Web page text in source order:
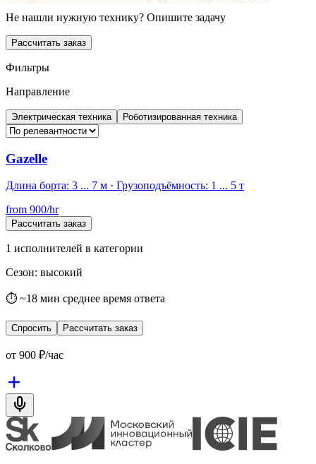
Не нашли нужную технику? Опишите задачу
Рассчитать заказ
Фильтры
Направление
Электрическая техника Роботизированная техника
Gazelle
Длина борта: 3 ... 7 м · Грузоподъёмность: 1 ... 5 т
from 900/hr
Рассчитать заказ
1 исполнителей в категории
Сезон: высокий
⏱ ~18 мин среднее время ответа
Спросить Рассчитать заказ
от 900 ₽/час